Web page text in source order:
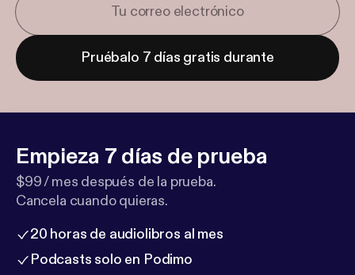
Pruébalo 7 días gratis durante
Empieza 7 días de prueba
$99 / mes después de la prueba.
Cancela cuando quieras.
20 horas de audiolibros al mes
Podcasts solo en Podimo